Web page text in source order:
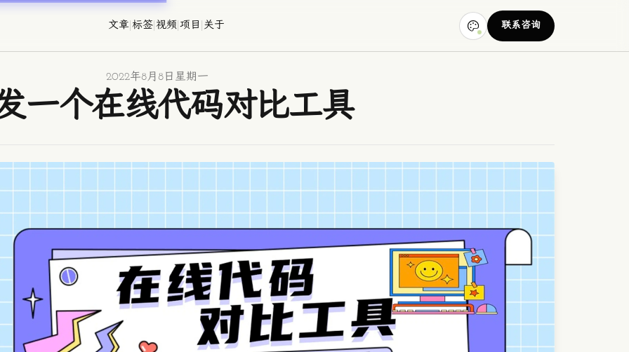
文章 标签| 视频 项目 关于 联系咨询
2022年8月8日星期一
一个在线代码对比工具